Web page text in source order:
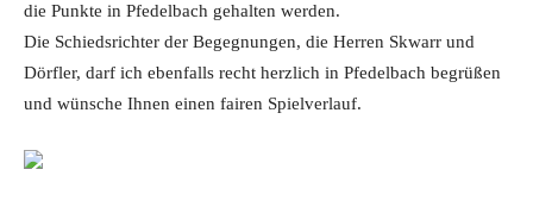
die Punkte in Pfedelbach gehalten werden.
Die Schiedsrichter der Begegnungen, die Herren Skwarr und
Dörfler, darf ich ebenfalls recht herzlich in Pfedelbach begrüßen
und wünsche Ihnen einen fairen Spielverlauf.